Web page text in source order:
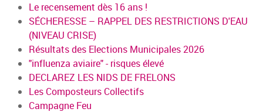
Le recensement dès 16 ans !
SÉCHERESSE – RAPPEL DES RESTRICTIONS D'EAU
(NIVEAU CRISE)
Résultats des Elections Municipales 2026
"influenza aviaire" - risques élevé
DECLAREZ LES NIDS DE FRELONS
Les Composteurs Collectifs
Campagne Feu